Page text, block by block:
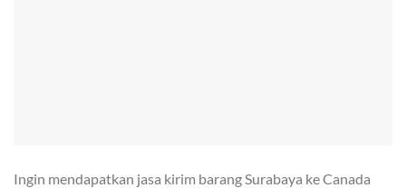
Ingin mendapatkan jasa kirim barang Surabaya ke Canada